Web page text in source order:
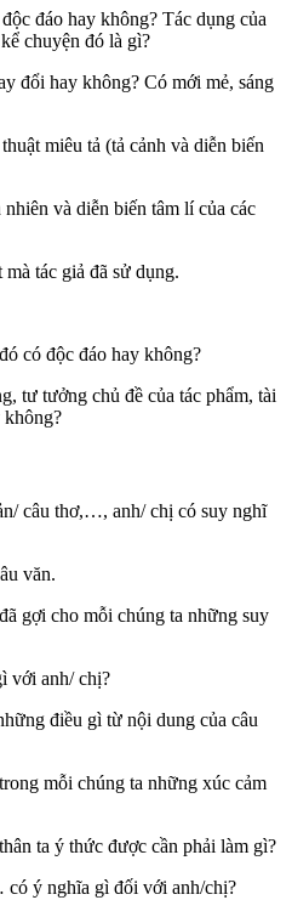
đáo hay không? Tác dụng của
chuyện đó là gì?
đổi hay không? Có mới mẻ, sáng
miêu tả (tả cảnh và diễn biến
và diễn biến tâm lí của các
tác giả đã sử dụng.
có độc đáo hay không?
tư tưởng chủ đề của tác phẩm, tài
không?
câu thơ,…, anh/ chị có suy nghĩ
văn.
gợi cho mỗi chúng ta những suy
với anh/ chị?
điều gì từ nội dung của câu
mỗi chúng ta những xúc cảm
ta ý thức được cần phải làm gì?
ý nghĩa gì đối với anh/chị?